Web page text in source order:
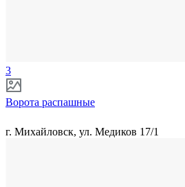
3
Ворота распашные
г. Михайловск, ул. Медиков 17/1